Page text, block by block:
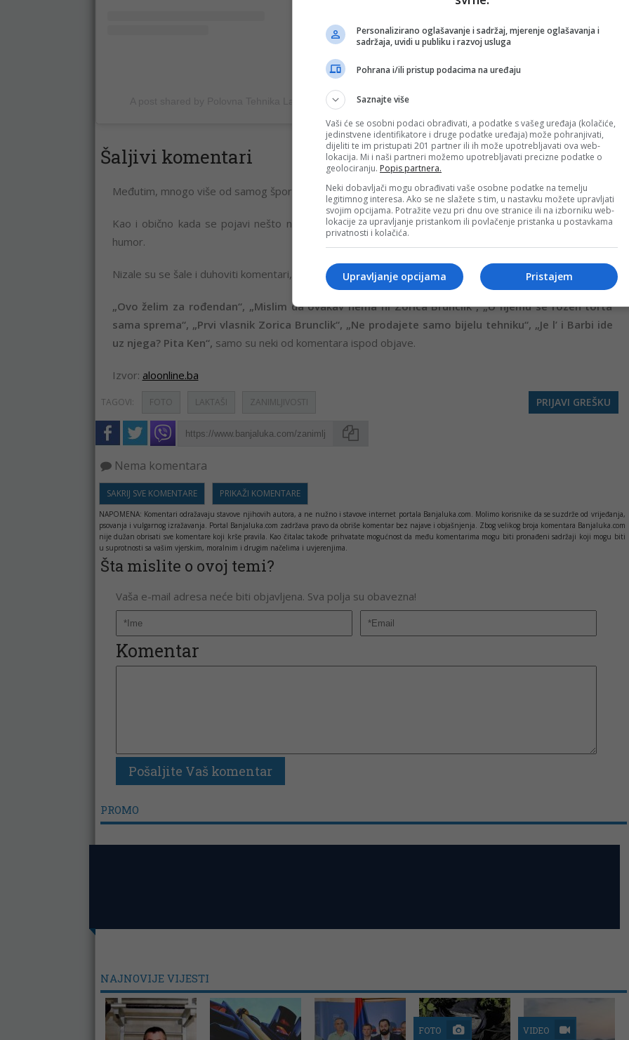
A post shared by Polovna Tehnika Laktasi (@polovna_tehnika_laktasi)
Šaljivi komentari
Međutim, mnogo više od samog šporeta pažnju su privukli komentari ispod oglasa.
Kao i obično kada se pojavi nešto nesvakidašnje, korisnici nisu propustili priliku da pokažu smisao za
humor.
Nizale su se šale i duhoviti komentari, pa je oglas za kratko vrijeme postao pravi hit na internetu.
„Ovo želim za rođendan“, „Mislim da ovakav nema ni Zorica Brunclik“, „U njemu se rozen torta
sama sprema“, „Prvi vlasnik Zorica Brunclik“, „Ne prodajete samo bijelu tehniku“, „Je l’ i Barbi ide
uz njega? Pita Ken“, samo su neki od komentara ispod objave.
Izvor: aloonline.ba
TAGOVI: FOTO LAKTAŠI ZANIMLJIVOSTI PRIJAVI GREŠKU
Nema komentara
SAKRIJ SVE KOMENTARE PRIKAŽI KOMENTARE
NAPOMENA: Komentari odražavaju stavove njihovih autora, a ne nužno i stavove internet portala Banjaluka.com. Molimo korisnike da se suzdrže od vrijeđanja,
psovanja i vulgarnog izražavanja. Portal Banjaluka.com zadržava pravo da obriše komentar bez najave i objašnjenja. Zbog velikog broja komentara Banjaluka.com
nije dužan obrisati sve komentare koji krše pravila. Kao čitalac takođe prihvatate mogućnost da među komentarima mogu biti pronađeni sadržaji koji mogu biti
u suprotnosti sa vašim vjerskim, moralnim i drugim načelima i uvjerenjima.
Šta mislite o ovoj temi?
Vaša e-mail adresa neće biti objavljena. Sva polja su obavezna!
Komentar
PROMO
NAJNOVIJE VIJESTI
FOTO VIDEO
Personalizirano oglašavanje i sadržaj, mjerenje oglašavanja i
sadržaja, uvidi u publiku i razvoj usluga
Pohrana i/ili pristup podacima na uređaju
Saznajte više
Vaši će se osobni podaci obrađivati, a podatke s vašeg uređaja (kolačiće,
jedinstvene identifikatore i druge podatke uređaja) može pohranjivati,
dijeliti te im pristupati 201 partner ili ih može upotrebljavati ova web-
lokacija. Mi i naši partneri možemo upotrebljavati precizne podatke o
geolociranju. Popis partnera.
Neki dobavljači mogu obrađivati vaše osobne podatke na temelju
legitimnog interesa. Ako se ne slažete s tim, u nastavku možete upravljati
svojim opcijama. Potražite vezu pri dnu ove stranice ili na izborniku web-
lokacije za upravljanje pristankom ili povlačenje pristanka u postavkama
privatnosti i kolačića.
Pristajem
Upravljanje opcijama